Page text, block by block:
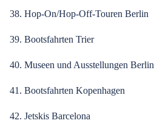
38. Hop-On/Hop-Off-Touren Berlin
39. Bootsfahrten Trier
40. Museen und Ausstellungen Berlin
41. Bootsfahrten Kopenhagen
42. Jetskis Barcelona